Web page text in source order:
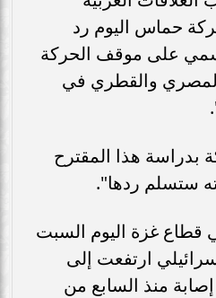
حماس اليوم رد
على موقف الحركة
والقطري في
هذا المقترح
ستسلم ردها".
قطاع غزة اليوم السبت
ارتفعت إلى
34388 شهيدا و77437 إصابة منذ السابع من